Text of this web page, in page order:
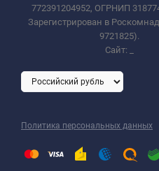
772391204952, ОГРНИП
Зарегистрирован в
9721825).
Сайт:
Политика персональных данных